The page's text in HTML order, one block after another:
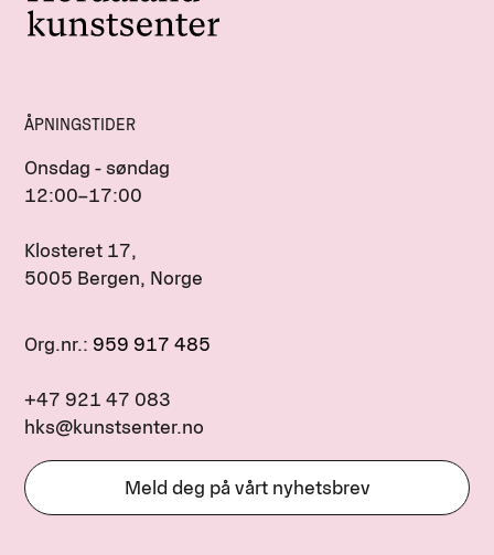
ÅPNINGSTIDER
Onsdag - søndag
12:00–17:00
Klosteret 17,
5005 Bergen, Norge
Org.nr.: 959 917 485
+47 921 47 083
hks@kunstsenter.no
Meld deg på vårt nyhetsbrev